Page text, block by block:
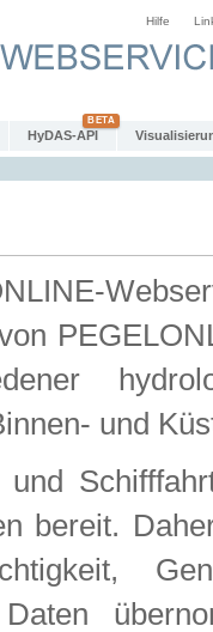
Hilfe
HyDAS-API
und
und
bereit.
Daten